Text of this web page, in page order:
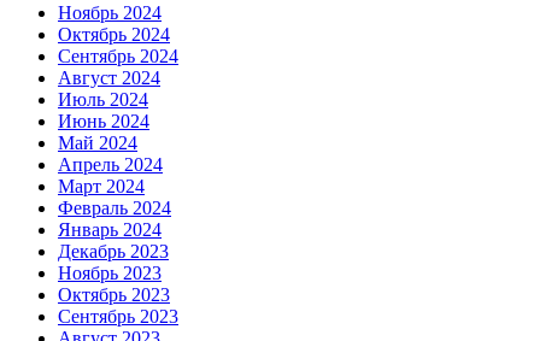
Ноябрь 2024
Октябрь 2024
Сентябрь 2024
Август 2024
Июль 2024
Июнь 2024
Май 2024
Апрель 2024
Март 2024
Февраль 2024
Январь 2024
Декабрь 2023
Ноябрь 2023
Октябрь 2023
Сентябрь 2023